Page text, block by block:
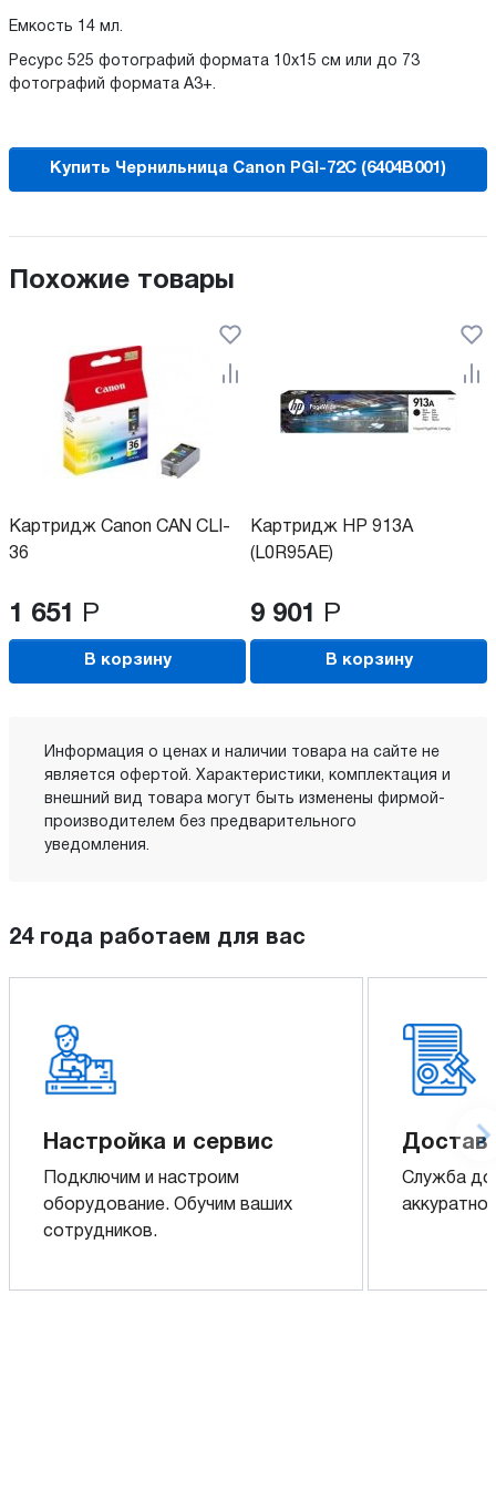
Емкость 14 мл.
Ресурс 525 фотографий формата 10x15 см или до 73
фотографий формата A3+.
Купить Чернильница Canon PGI-72C (6404B001)
Похожие товары
Картридж Canon CAN CLI-
36
1 651 Р
В корзину
Картридж HP 913A
(L0R95AE)
9 901 Р
В корзину
Информация о ценах и наличии товара на сайте не
является офертой. Характеристики, комплектация и
внешний вид товара могут быть изменены фирмой-
производителем без предварительного
уведомления.
24 года работаем для вас
Настройка и сервис
Подключим и настроим
оборудование. Обучим ваших
сотрудников.
Служба
аккуратно